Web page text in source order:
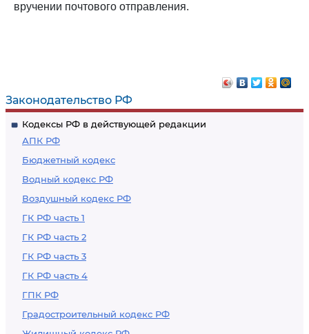
Законодательство РФ
Кодексы РФ в действующей редакции
АПК РФ
Бюджетный кодекс
Водный кодекс РФ
Воздушный кодекс РФ
ГК РФ часть 1
ГК РФ часть 2
ГК РФ часть 3
ГК РФ часть 4
ГПК РФ
Градостроительный кодекс РФ
вручении почтового отправления.